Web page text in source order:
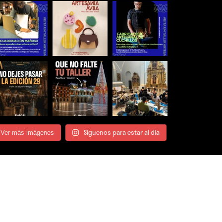
Ver más imágenes Síguenos para estar al día